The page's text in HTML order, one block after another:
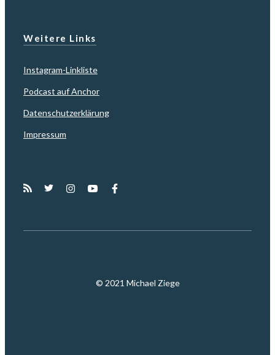
Weitere Links
Instagram-Linkliste
Podcast auf Anchor
Datenschutzerklärung
Impressum
© 2021 Michael Ziege